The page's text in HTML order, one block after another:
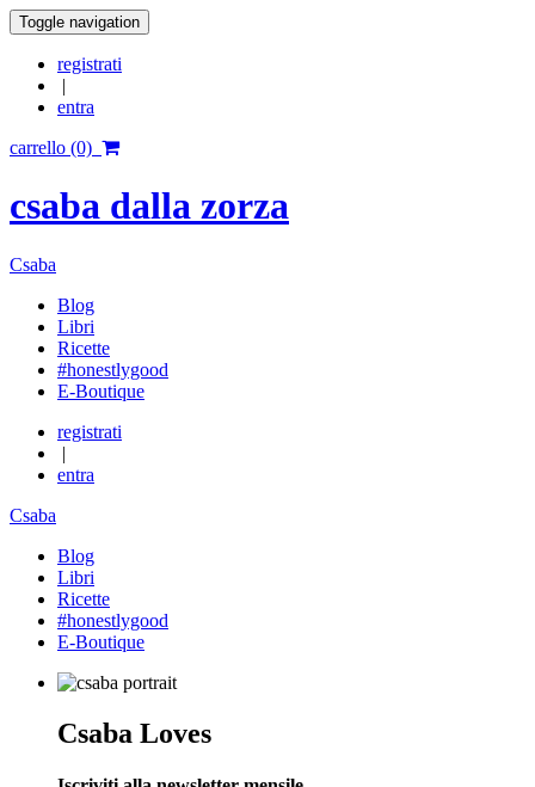
Toggle navigation
registrati
|
entra
carrello (0)
csaba dalla zorza
Csaba
Blog
Libri
Ricette
#honestlygood
E-Boutique
registrati
|
entra
Csaba
Blog
Libri
Ricette
#honestlygood
E-Boutique
Csaba Loves